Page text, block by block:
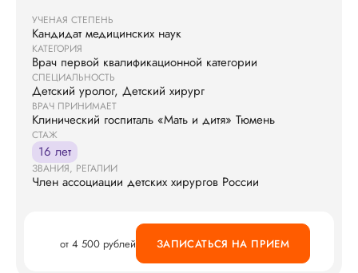
УЧЕНАЯ СТЕПЕНЬ
Кандидат медицинских наук
КАТЕГОРИЯ
Врач первой квалификационной категории
СПЕЦИАЛЬНОСТЬ
Детский уролог, Детский хирург
ВРАЧ ПРИНИМАЕТ
Клинический госпиталь «Мать и дитя» Тюмень
СТАЖ
16 лет
ЗВАНИЯ, РЕГАЛИИ
Член ассоциации детских хирургов России
от 4 500 рублей ЗАПИСАТЬСЯ НА ПРИЕМ